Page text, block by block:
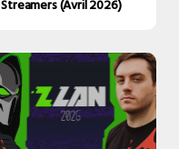
Streamers (Avril 2026)